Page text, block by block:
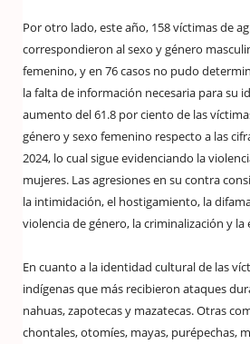
Por otro lado, este año, 158 víctimas de
correspondieron al sexo y género
femenino, y en 76 casos no pudo
la falta de información necesaria para su
aumento del 61.8 por ciento de las
género y sexo femenino respecto a las
2024, lo cual sigue evidenciando la
mujeres. Las agresiones en su contra
la intimidación, el hostigamiento, la
violencia de género, la criminalización y la
En cuanto a la identidad cultural de las
indígenas que más recibieron ataques
nahuas, zapotecas y mazatecas. Otras
chontales, otomíes, mayas, purépechas,